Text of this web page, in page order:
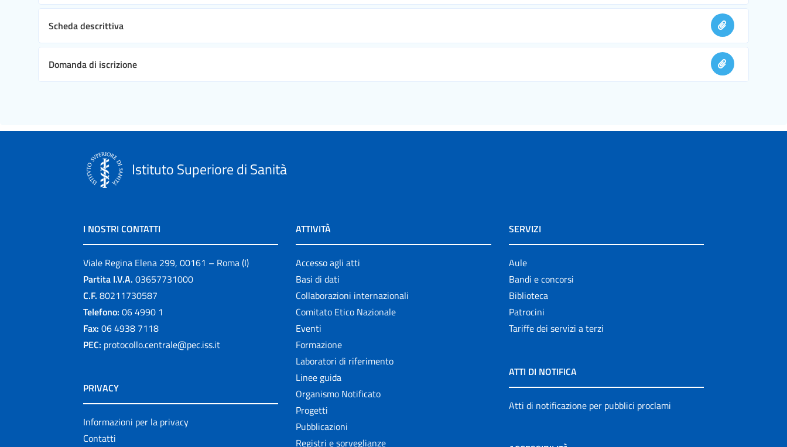
Scheda descrittiva
Domanda di iscrizione
Istituto Superiore di Sanità
I NOSTRI CONTATTI
Viale Regina Elena 299, 00161 – Roma (I)
Partita I.V.A. 03657731000
C.F. 80211730587
Telefono: 06 4990 1
Fax: 06 4938 7118
PEC: protocollo.centrale@pec.iss.it
PRIVACY
Informazioni per la privacy
Contatti
ATTIVITÀ
Accesso agli atti
Basi di dati
Collaborazioni internazionali
Comitato Etico Nazionale
Eventi
Formazione
Laboratori di riferimento
Linee guida
Organismo Notificato
Progetti
Pubblicazioni
Registri e sorveglianze
SERVIZI
Aule
Bandi e concorsi
Biblioteca
Patrocini
Tariffe dei servizi a terzi
ATTI DI NOTIFICA
Atti di notificazione per pubblici proclami